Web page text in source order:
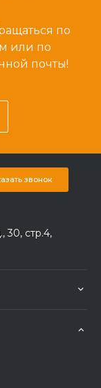
по
или по
почты!
звонок
30, стр.4,